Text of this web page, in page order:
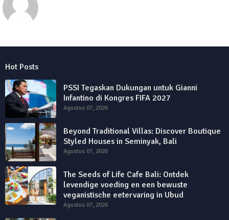
Hot Posts
PSSI Tegaskan Dukungan untuk Gianni
Infantino di Kongres FIFA 2027
Agustus 07, 2026
Beyond Traditional Villas: Discover Boutique
Styled Houses in Seminyak, Bali
Agustus 07, 2026
The Seeds of Life Cafe Bali: Ontdek
levendige voeding en een bewuste
veganistische eetervaring in Ubud
Agustus 07, 2026